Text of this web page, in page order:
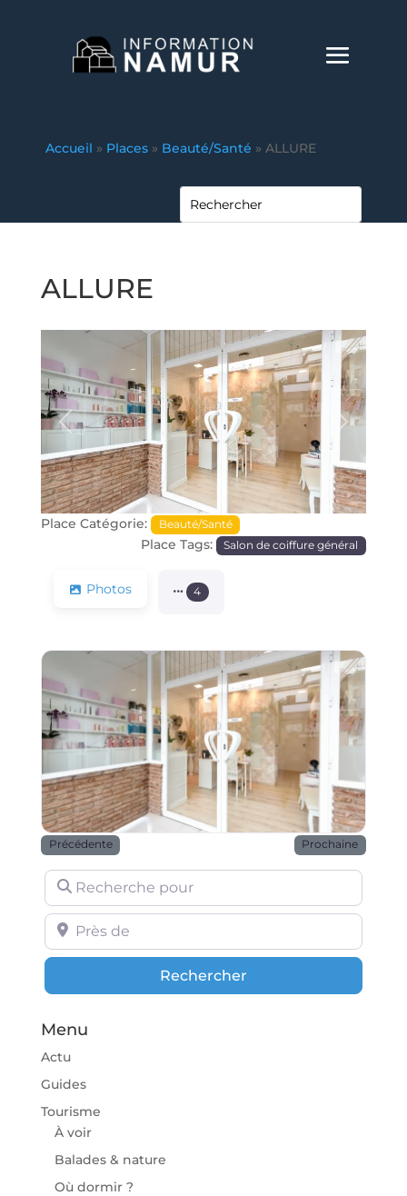
Accueil » Places » Beauté/Santé » ALLURE
ALLURE
Précédente Prochaine
Place Catégorie: Beauté/Santé
Place Tags: Salon de coiffure général
Photos 4
Précédente Prochaine
Recherche pour
Près de
RechercherRechercher
Menu
Actu
Guides
Tourisme
À voir
Balades & nature
Où dormir ?